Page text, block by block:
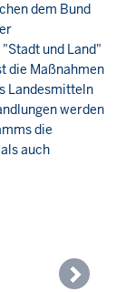
dem Bund
und Land"
die Maßnahmen
Landesmitteln
werden
die
auch